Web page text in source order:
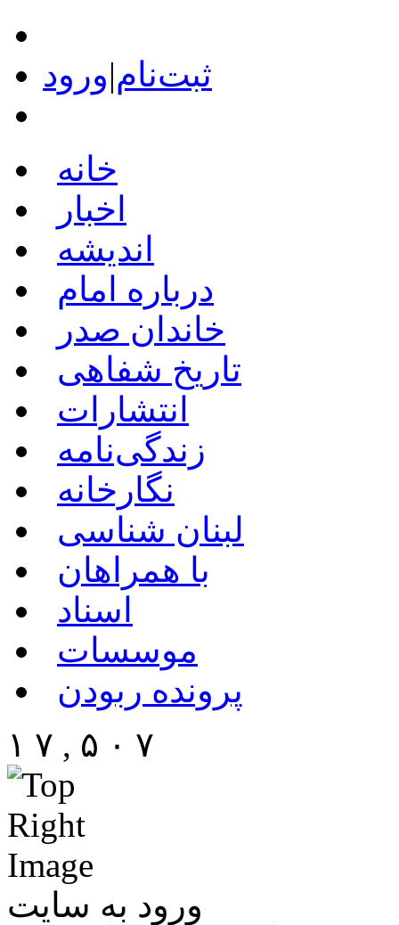
ثبت‌نام|ورود
خانه
اخبار
اندیشه
درباره امام
خاندان صدر
تاریخ شفاهی
انتشارات
زندگی‌نامه
نگارخانه
لبنان شناسی
با همراهان
اسناد
موسسات
پرونده ربودن
۱ ۷ , ۵ ۰ ۷
ورود به سایت